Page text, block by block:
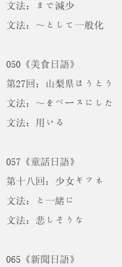
文法：まで減少
文法：～として一般化
050《美食日語》
第27回：山梨県ほうとう
文法：～をベースにした
文法：用いる
057《童話日語》
第十八回：少女ギツネ
文法：と一緒に
文法：悲しそうな
065《新聞日語》